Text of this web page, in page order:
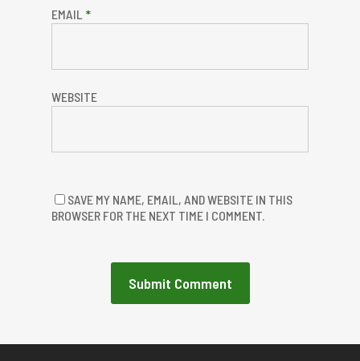
EMAIL *
WEBSITE
SAVE MY NAME, EMAIL, AND WEBSITE IN THIS
BROWSER FOR THE NEXT TIME I COMMENT.